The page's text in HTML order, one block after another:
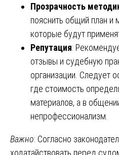
Прозрачность
пояснить общий план и
которые будут
Репутация:
отзывы и судебную
организации. Следует
где стоимость
материалов, а в
непрофессионализм.
Важно: Согласно
ходатайствовать перед